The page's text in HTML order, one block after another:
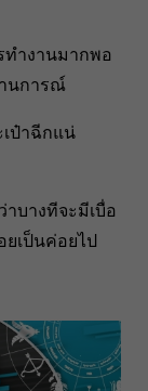
ทำงานมากพอ
นการณ์
เป๋าฉีกแน่
บางทีจะมีเบื่อ
เป็นค่อยไป